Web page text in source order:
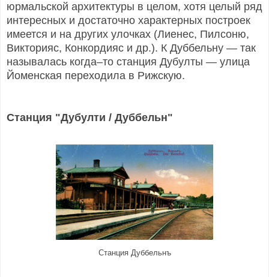
юрмальской архитектуры в целом, хотя целый ряд
интересных и достаточно характерных построек
имеется и на других улочках (Лиенес, Пилсоню,
Викторияс, Конкордияс и др.). К Дуббельну — так
называлась когда–то станция Дубулты — улица
Йоменская переходила в Рижскую.
Станция "Дубулти / Дуббельн"
Станция Дуббельнъ